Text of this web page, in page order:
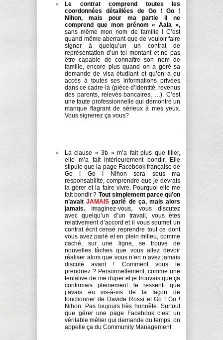
Le contrat comprend toutes les
coordonnées détaillées de Go ! Go !
Nihon, mais pour ma partie il ne
comprend que mon prénom « Aala »,
sans même mon nom de famille ! C’est
quand même aberrant que de vouloir faire
signer à quelqu’un un contrat de
représentation d’un tel montant et ne pas
être capable de connaître son nom de
famille, encore plus quand on a géré sa
demande de visa étudiant et qu’on a eu
accès à toutes ses informations privées
dans ce cadre-là (pièce d’identité, revenus
des parents, relevés bancaires, …). C’est
une faute professionnelle qui démontre un
manque flagrant de sérieux à mes yeux.
Vous signerez ça vous?
La clause « 3b » m’a fait plus que tiller,
elle m’a fait intérieurement bondir. Elle
stipule que la page Facebook française de
Go ! Go ! Nihon sera sous ma
responsabilité, comprendre que je devrais
la gérer et la faire vivre. Pourquoi elle me
fait bondir ? Tout simplement parce qu’on
n’avaitJAMAIS parlé de ça, mais alors
jamais.
Imaginez-vous, vous discutez
avec quelqu’un d’un travail, vous êtes
relativement d’accord et il vous soumet un
contrat écrit censé reprendre tout ce dont
vous avez parlé et en plein milieu, comme
caché, sur une ligne, se trouve de
nouvelles tâches que vous allez devoir
réaliser alors que vous n’en n’avez jamais
discuté avant ! Comment vous le
prendriez ? Personnellement, comme une
tentative de me duper et je trouvais que ça
confirmais pleinement le ressenti que
j’avais eu vis-à-vis de la façon de
fonctionner de Davide Rossi et Go ! Go !
Nihon. Pas toujours très honnête. Surtout
que gérer une page Facebook c’est un
véritable métier qui demande du temps, on
appelle ça du Community Management.